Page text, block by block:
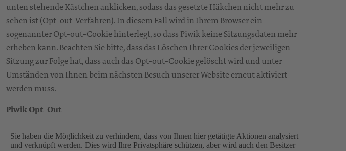
unten stehende Kästchen anklicken, sodass das gesetzte Häkchen nicht mehr zu
sehen ist (Opt-out-Verfahren). In diesem Fall wird in Ihrem Browser ein
sogenannter Opt-out-Cookie hinterlegt, so dass Piwik keine Sitzungsdaten mehr
erheben kann. Beachten Sie bitte, dass das Löschen Ihrer Cookies der jeweiligen
Sitzung zur Folge hat, dass auch das Opt-out-Cookie gelöscht wird und unter
Umständen von Ihnen beim nächsten Besuch unserer Website erneut aktiviert
werden muss.
Piwik Opt-Out